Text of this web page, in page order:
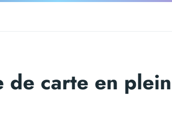
de carte en plein